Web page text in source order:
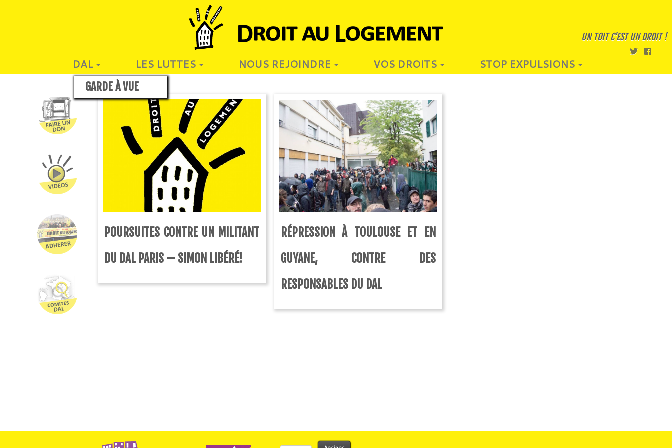
UN TOIT C'EST UN DROIT !
DAL LES LUTTES NOUS REJOINDRE VOS DROITS STOP EXPULSIONS
GARDE À VUE
POURSUITES CONTRE UN MILITANT
DU DAL PARIS — SIMON LIBÉRÉ!
RÉPRESSION À TOULOUSE ET EN
GUYANE, CONTRE DES
RESPONSABLES DU DAL